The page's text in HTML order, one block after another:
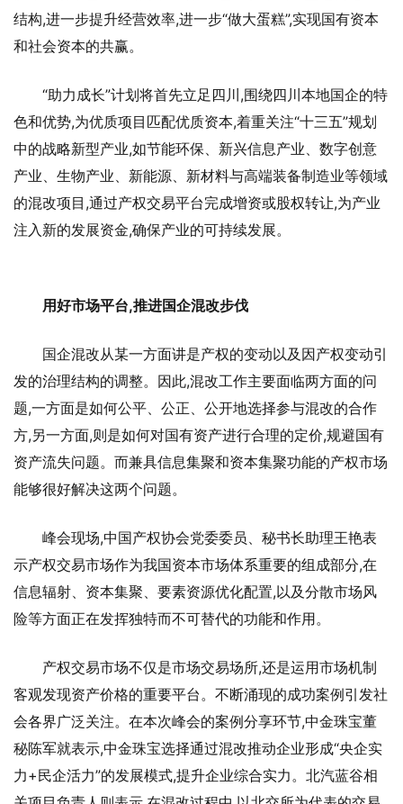
结构,进一步提升经营效率,进一步“做大蛋糕”,实现国有资本
和社会资本的共赢。
“助力成长”计划将首先立足四川,围绕四川本地国企的特
色和优势,为优质项目匹配优质资本,着重关注“十三五”规划
中的战略新型产业,如节能环保、新兴信息产业、数字创意
产业、生物产业、新能源、新材料与高端装备制造业等领域
的混改项目,通过产权交易平台完成增资或股权转让,为产业
注入新的发展资金,确保产业的可持续发展。
用好市场平台,推进国企混改步伐
国企混改从某一方面讲是产权的变动以及因产权变动引
发的治理结构的调整。因此,混改工作主要面临两方面的问
题,一方面是如何公平、公正、公开地选择参与混改的合作
方,另一方面,则是如何对国有资产进行合理的定价,规避国有
资产流失问题。而兼具信息集聚和资本集聚功能的产权市场
能够很好解决这两个问题。
峰会现场,中国产权协会党委委员、秘书长助理王艳表
示产权交易市场作为我国资本市场体系重要的组成部分,在
信息辐射、资本集聚、要素资源优化配置,以及分散市场风
险等方面正在发挥独特而不可替代的功能和作用。
产权交易市场不仅是市场交易场所,还是运用市场机制
客观发现资产价格的重要平台。不断涌现的成功案例引发社
会各界广泛关注。在本次峰会的案例分享环节,中金珠宝董
秘陈军就表示,中金珠宝选择通过混改推动企业形成“央企实
力+民企活力”的发展模式,提升企业综合实力。北汽蓝谷相